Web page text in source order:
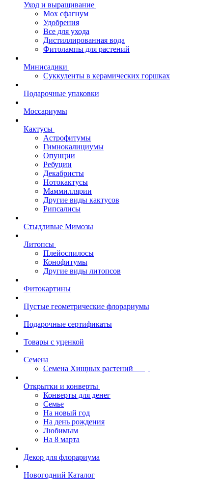
Уход и выращивание
Мох сфагнум
Удобрения
Все для ухода
Дистиллированная вода
Фитолампы для растений
Минисадики
Суккуленты в керамических горшках
Подарочные упаковки
Моссариумы
Кактусы
Астрофитумы
Гимнокалициумы
Опунции
Ребуции
Декабристы
Нотокактусы
Маммиллярии
Другие виды кактусов
Рипсалисы
Стыдливые Мимозы
Литопсы
Плейоспилосы
Конофитумы
Другие виды литопсов
Фитокартины
Пустые геометрические флорариумы
Подарочные сертификаты
Товары с уценкой
Семена
Семена Хищных растений
Открытки и конверты
Конверты для денег
Семье
На новый год
На день рождения
Любимым
На 8 марта
Декор для флорариума
Новогодний Каталог